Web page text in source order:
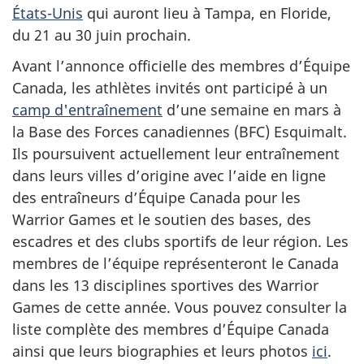
États-Unis qui auront lieu à Tampa, en Floride,
du 21 au 30 juin prochain.
Avant l’annonce officielle des membres d’Équipe
Canada, les athlètes invités ont participé à un
camp d'entraînement d’une semaine en mars à
la Base des Forces canadiennes (BFC) Esquimalt.
Ils poursuivent actuellement leur entraînement
dans leurs villes d’origine avec l’aide en ligne
des entraîneurs d’Équipe Canada pour les
Warrior Games et le soutien des bases, des
escadres et des clubs sportifs de leur région. Les
membres de l’équipe représenteront le Canada
dans les 13 disciplines sportives des Warrior
Games de cette année. Vous pouvez consulter la
liste complète des membres d’Équipe Canada
ainsi que leurs biographies et leurs photos ici.